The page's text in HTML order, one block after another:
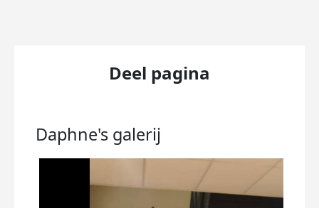
Deel pagina
Daphne's galerij